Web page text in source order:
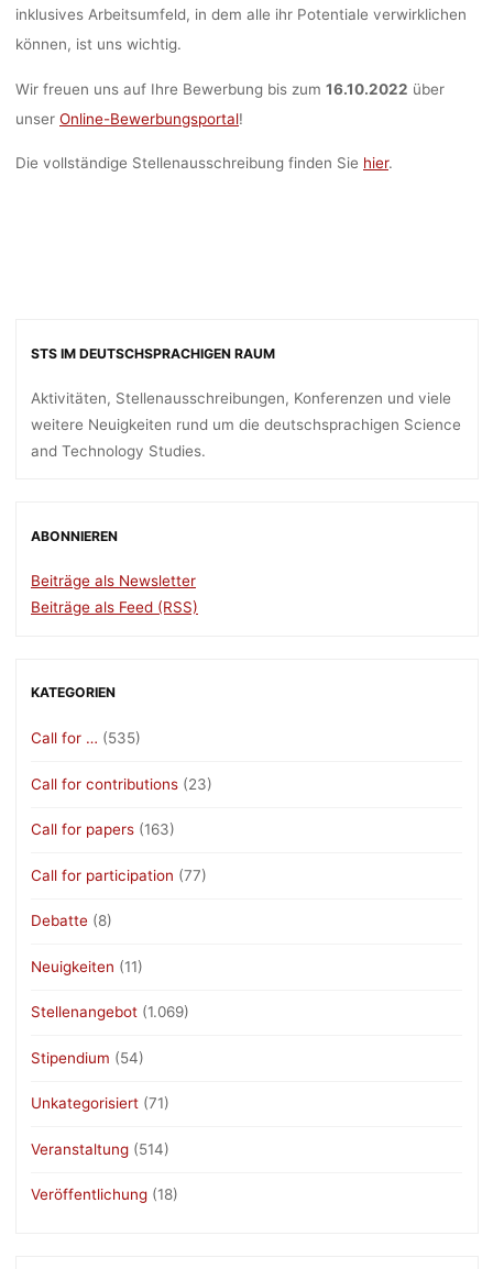
inklusives Arbeitsumfeld, in dem alle ihr Potentiale verwirklichen
können, ist uns wichtig.
Wir freuen uns auf Ihre Bewerbung bis zum 16.10.2022 über
unser Online-Bewerbungsportal!
Die vollständige Stellenausschreibung finden Sie hier.
STS IM DEUTSCHSPRACHIGEN RAUM
Aktivitäten, Stellenausschreibungen, Konferenzen und viele
weitere Neuigkeiten rund um die deutschsprachigen Science
and Technology Studies.
ABONNIEREN
Beiträge als Newsletter
Beiträge als Feed (RSS)
KATEGORIEN
Call for … (535)
Call for contributions (23)
Call for papers (163)
Call for participation (77)
Debatte (8)
Neuigkeiten (11)
Stellenangebot (1.069)
Stipendium (54)
Unkategorisiert (71)
Veranstaltung (514)
Veröffentlichung (18)